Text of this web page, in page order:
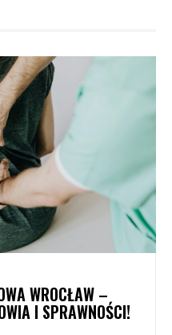
WROCŁAW –
I SPRAWNOŚCI!